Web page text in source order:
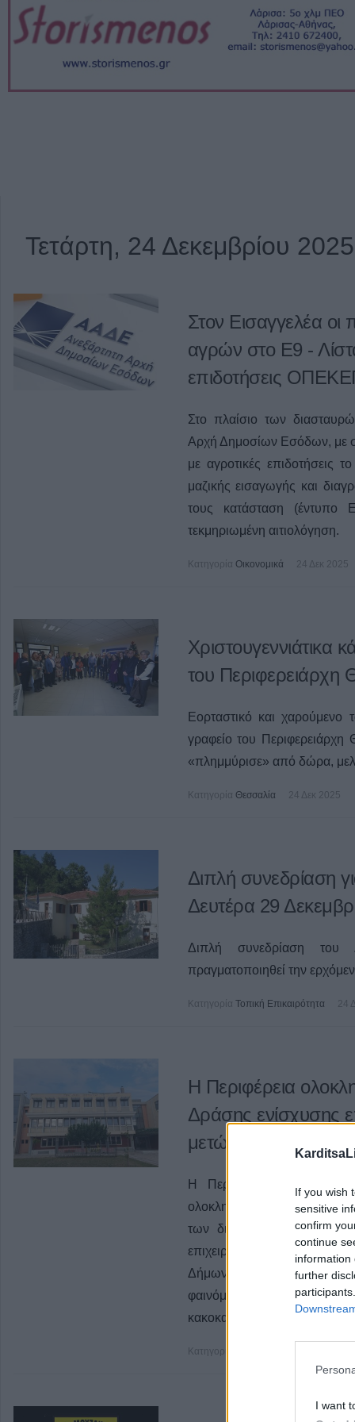
If you wish
sensitive
confirm
continue
information
further
I want
Τετάρτη, 24 Δεκεμβρίου 2025
Στον Εισαγγελέα οι
αγρών στο Ε9 -
επιδοτήσεις
Στο πλαίσιο των
Αρχή Δημοσίων Εσόδων, με
με αγροτικές επιδοτήσεις
μαζικής εισαγωγής και
τους κατάσταση
τεκμηριωμένη αιτιολόγηση.
Κατηγορία Οικονομικά 24 Δεκ 2025
Χριστουγεννιάτικα
του Περιφερειάρχη
Εορταστικό και χαρούμενο
γραφείο του
«πλημμύρισε» από δώρα,
Κατηγορία Θεσσαλία 24 Δεκ 2025
Διπλή συνεδρίαση
Δευτέρα 29
Διπλή συνεδρίαση του
πραγματοποιηθεί την
Κατηγορία Τοπική Επικαιρότητα 24
Η Περιφέρεια
Δράσης ενίσχυσης
μετώπου του
Η Περιφέρεια Θεσσαλίας
ολοκληρωθεί η καταβολή
των δικαιούχων
επιχειρήσεων του
Δήμων Βόλος, Νότιο
φαινόμενο της
κακοκαιριών Daniel και Elias».
Κατηγορία